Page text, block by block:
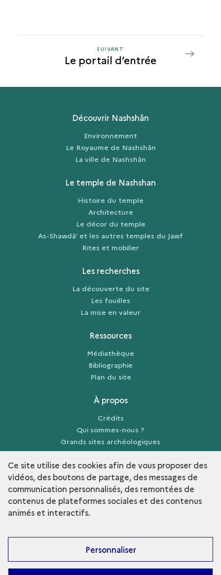
SUIVANT
LE
SUIVANT
Le portail d’entrée
Découvrir Nashshân
Environnement
Le Royaume de Nashshân
La ville de Nashshân
Le temple de Nashshan
Histoire du temple
Architecture
Le décor du temple
As-Shawdâ’ et les autres temples du Jawf
Rites et mobilier
Les recherches
La découverte du site
Les fouilles
La mise en valeur
Ressources
Médiathèque
Bibliographie
Plan du site
À propos
Crédits
Qui sommes-nous ?
Grands sites archéologiques
Mentions légales
Découvrir la collection
Ce site utilise des cookies afin de vous proposer des
vidéos, des boutons de partage, des messages de
communication personnalisés, des remontées de
contenus de plateformes sociales et des contenus
animés et interactifs.
Personnaliser